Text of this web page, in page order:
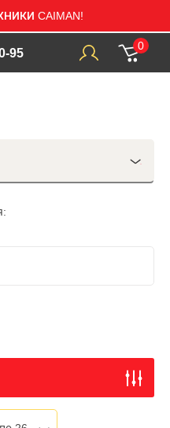
CAIMAN!
95
0